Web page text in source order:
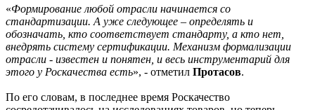
«Формирование любой отрасли начинается со
стандартизации. А уже следующее – определять и
обозначать, кто соответствует стандарту, а кто нет,
внедрять систему сертификации. Механизм формализации
отрасли - известен и понятен, и весь инструментарий для
этого у Роскачества есть», - отметил Протасов.
По его словам, в последнее время Роскачество